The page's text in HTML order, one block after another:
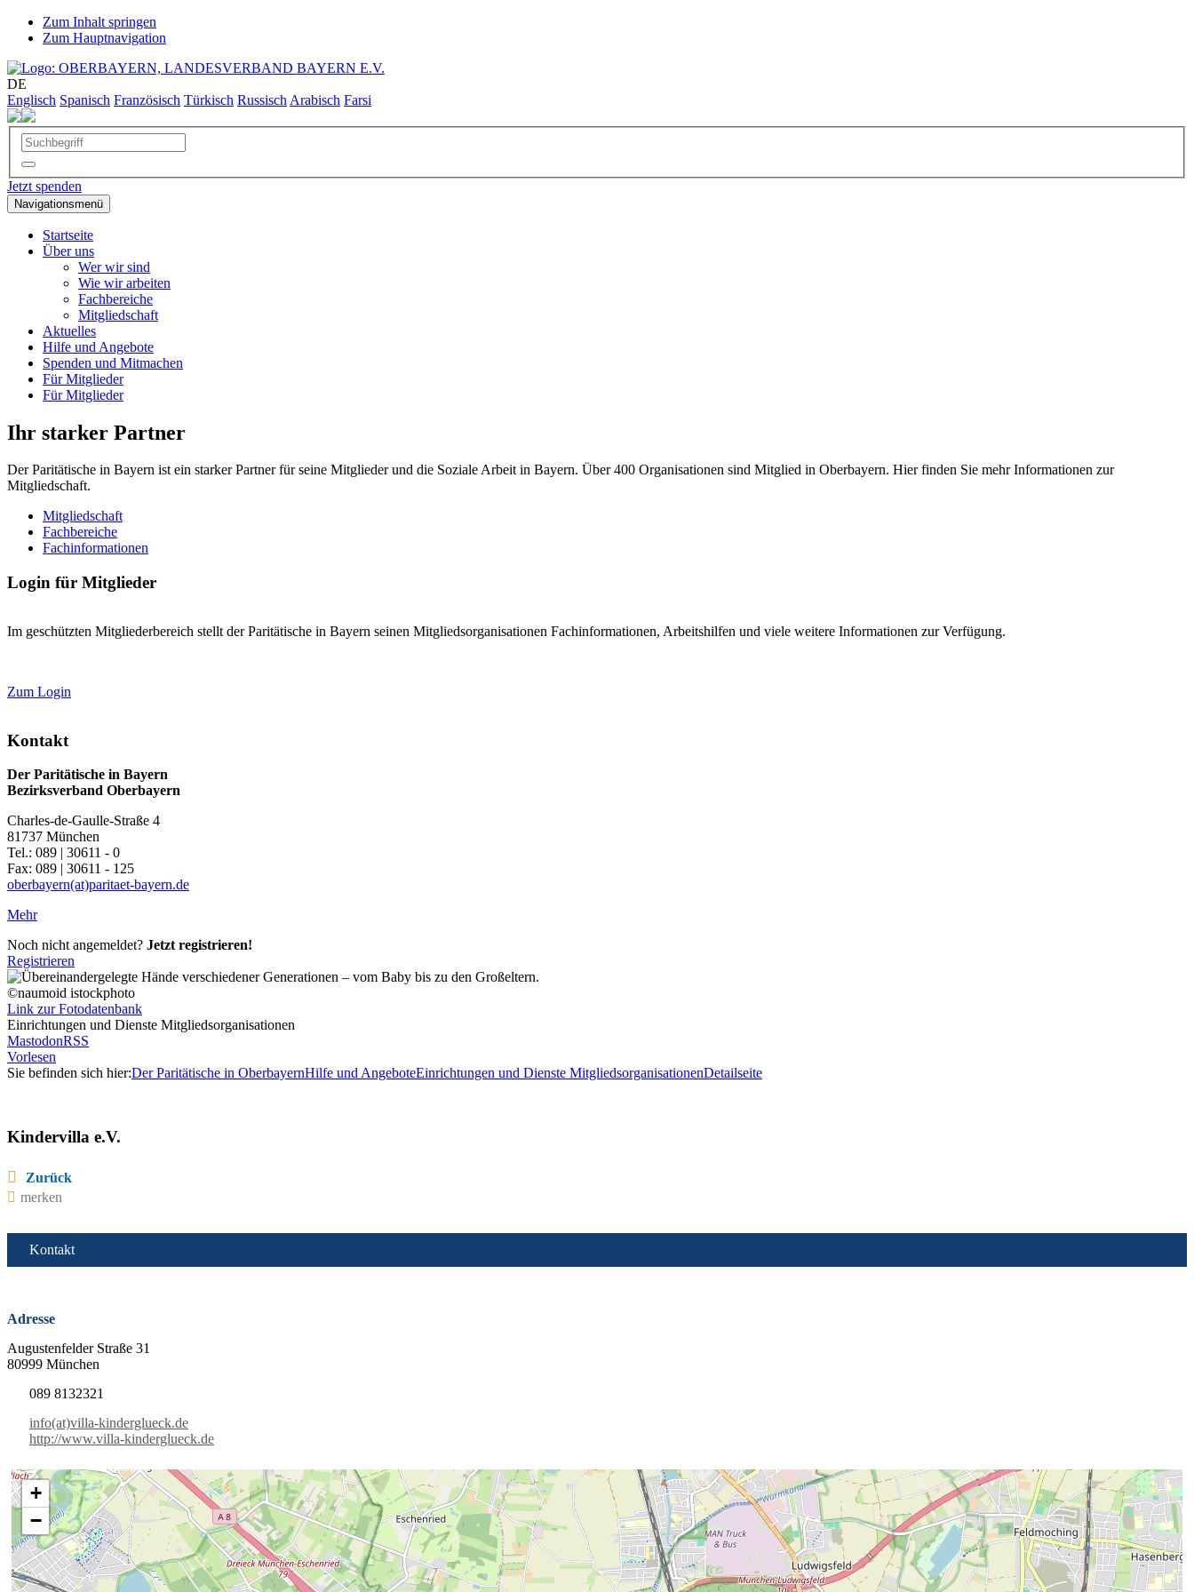
Zum Inhalt springen
Zum Hauptnavigation
DE
Englisch Spanisch Französisch Türkisch Russisch Arabisch Farsi
Jetzt spenden
Navigationsmenü
Startseite
Über uns
Wer wir sind
Wie wir arbeiten
Fachbereiche
Mitgliedschaft
Aktuelles
Hilfe und Angebote
Spenden und Mitmachen
Für Mitglieder
Für Mitglieder
Ihr starker Partner
Der Paritätische in Bayern ist ein starker Partner für seine Mitglieder und die Soziale Arbeit in Bayern. Über 400 Organisationen sind Mitglied in Oberbayern. Hier finden Sie mehr Informationen zur
Mitgliedschaft.
Mitgliedschaft
Fachbereiche
Fachinformationen
Login für Mitglieder
Im geschützten Mitgliederbereich stellt der Paritätische in Bayern seinen Mitgliedsorganisationen Fachinformationen, Arbeitshilfen und viele weitere Informationen zur Verfügung.
Zum Login
Kontakt
Der Paritätische in Bayern
Bezirksverband Oberbayern
Charles-de-Gaulle-Straße 4
81737 München
Tel.: 089 | 30611 - 0
Fax: 089 | 30611 - 125
oberbayern(at)paritaet-bayern.de
Mehr
Noch nicht angemeldet? Jetzt registrieren!
Registrieren
©naumoid istockphoto
Link zur Fotodatenbank
Einrichtungen und Dienste Mitgliedsorganisationen
MastodonRSS
Vorlesen
Sie befinden sich hier:Der Paritätische in OberbayernHilfe und AngeboteEinrichtungen und Dienste MitgliedsorganisationenDetailseite
Kindervilla e.V.
Zurück
merken
Kontakt
Adresse
Augustenfelder Straße 31
80999 München
089 8132321
info(at)villa-kinderglueck.de
http://www.villa-kinderglueck.de
+
−